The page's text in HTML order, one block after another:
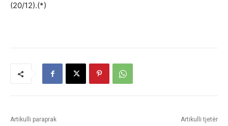
(20/12).(*)
Artikulli paraprak Artikulli tjetër